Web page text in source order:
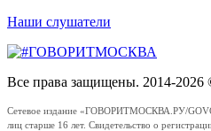
Наши слушатели
Все права защищены. 2014-2026
Сетевое издание «ГОВОРИТМОСКВА.РУ/
лиц старше 16 лет. Свидетельство о